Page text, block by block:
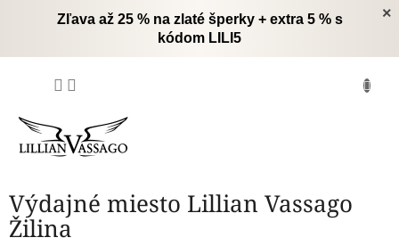
×
Zľava až 25 % na zlaté šperky + extra 5 % s
kódom LILI5
Výdajné miesto Lillian Vassago
Žilina